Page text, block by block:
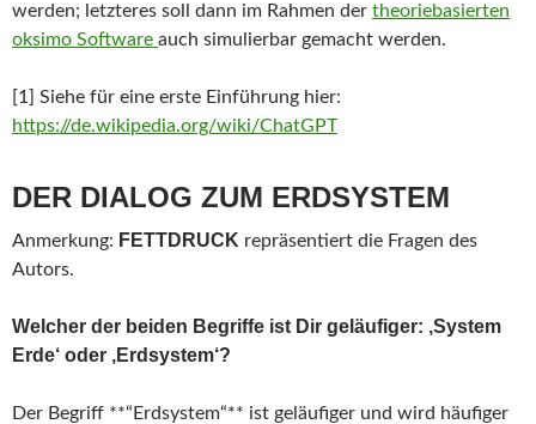
werden; letzteres soll dann im Rahmen der theoriebasierten
oksimo Software auch simulierbar gemacht werden.
[1] Siehe für eine erste Einführung hier:
https://de.wikipedia.org/wiki/ChatGPT
DER DIALOG ZUM ERDSYSTEM
Anmerkung: FETTDRUCK repräsentiert die Fragen des
Autors.
Welcher der beiden Begriffe ist Dir geläufiger: ‚System
Erde‘ oder ‚Erdsystem‘?
Der Begriff **“Erdsystem“** ist geläufiger und wird häufiger